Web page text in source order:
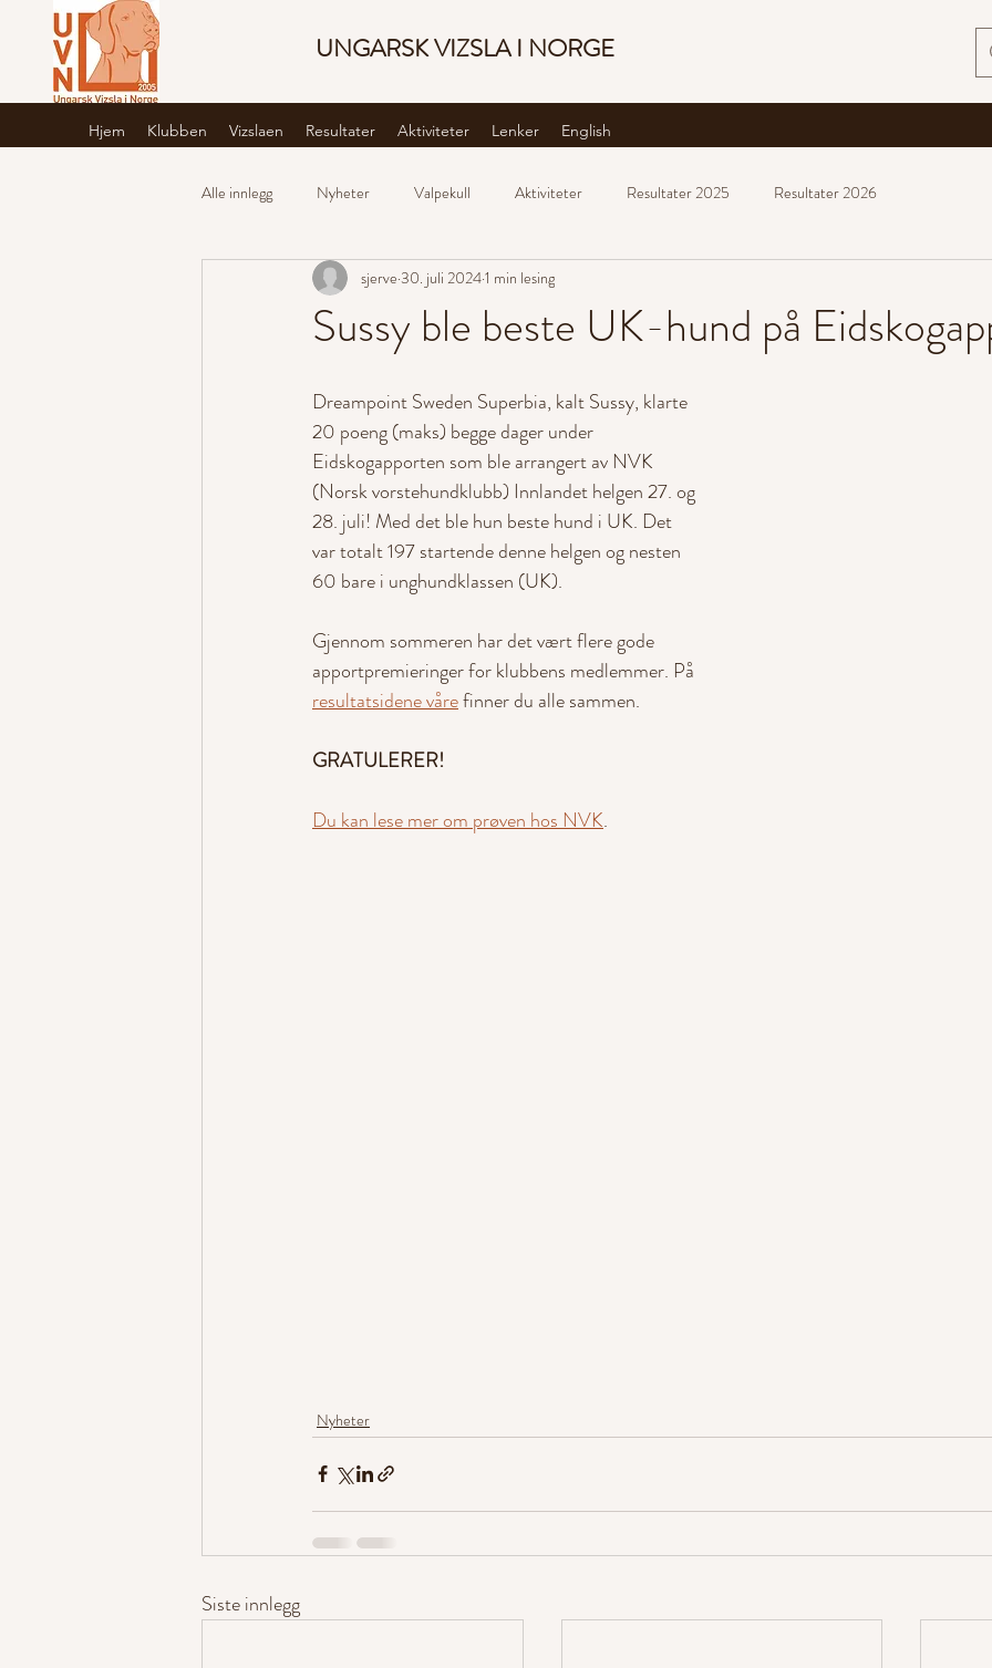
UNGARSK VIZSLA I NORGE
Hjem Klubben Vizslaen Resultater Aktiviteter Lenker English
Alle innlegg Nyheter Valpekull Aktiviteter Resultater 2025 Resultater 2026
Sussy ble beste UK-hund på
sjerve 30. juli 20241 min lesing
Dreampoint Sweden Superbia, kalt Sussy, klarte
20 poeng (maks) begge dager under
Eidskogapporten som ble arrangert av NVK
(Norsk vorstehundklubb) Innlandet helgen 27. og
28. juli! Med det ble hun beste hund i UK. Det
var totalt 197 startende denne helgen og nesten
60 bare i unghundklassen (UK).
Gjennom sommeren har det vært flere gode
apportpremieringer for klubbens medlemmer. På
resultatsidene våre finner du alle sammen.
GRATULERER!
Du kan lese mer om prøven hos NVK.
Nyheter
Siste innlegg